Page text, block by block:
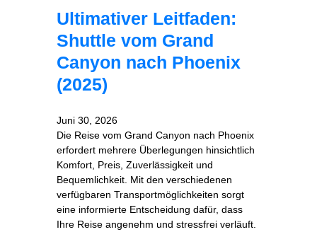
Ultimativer Leitfaden:
Shuttle vom Grand
Canyon nach Phoenix
(2025)
Juni 30, 2026
Die Reise vom Grand Canyon nach Phoenix
erfordert mehrere Überlegungen hinsichtlich
Komfort, Preis, Zuverlässigkeit und
Bequemlichkeit. Mit den verschiedenen
verfügbaren Transportmöglichkeiten sorgt
eine informierte Entscheidung dafür, dass
Ihre Reise angenehm und stressfrei verläuft.